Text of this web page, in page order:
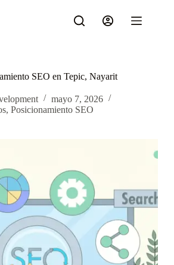
SEO en Tepic, Nayarit
mayo 7, 2026
, Posicionamiento SEO